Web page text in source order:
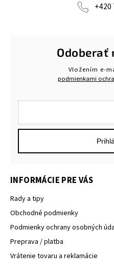
+420
Odoberať
Vložením e-
podmienkami
INFORMÁCIE PRE VÁS
Rady a tipy
Obchodné podmienky
Podmienky ochrany osobných
Preprava / platba
Vrátenie tovaru a reklamácie